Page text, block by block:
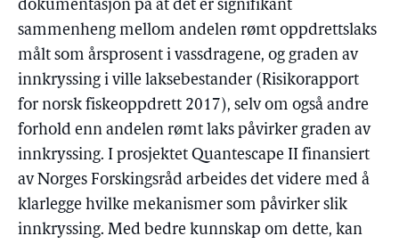
dokumentasjon på at det er signifikant
sammenheng mellom andelen rømt oppdrettslaks
målt som årsprosent i vassdragene, og graden av
innkryssing i ville laksebestander (Risikorapport
for norsk fiskeoppdrett 2017), selv om også andre
forhold enn andelen rømt laks påvirker graden av
innkryssing. I prosjektet Quantescape II finansiert
av Norges Forskingsråd arbeides det videre med å
klarlegge hvilke mekanismer som påvirker slik
innkryssing. Med bedre kunnskap om dette, kan